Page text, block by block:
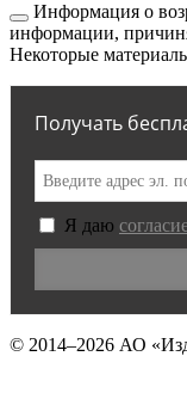
Информация о
информации,
Некоторые
Получать
Я даю
© 2014–2026 АО